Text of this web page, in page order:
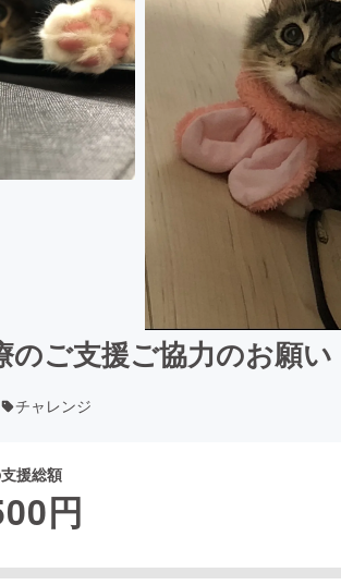
のご支援ご協力のお願い
チャレンジ
援総額
円